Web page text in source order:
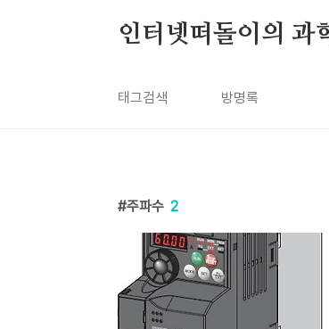
인터넷떠돌이의 과
태그검색 방명록
주파수 2